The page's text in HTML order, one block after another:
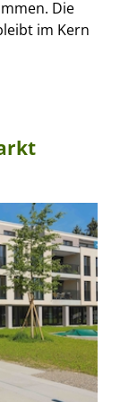
Die
im Kern